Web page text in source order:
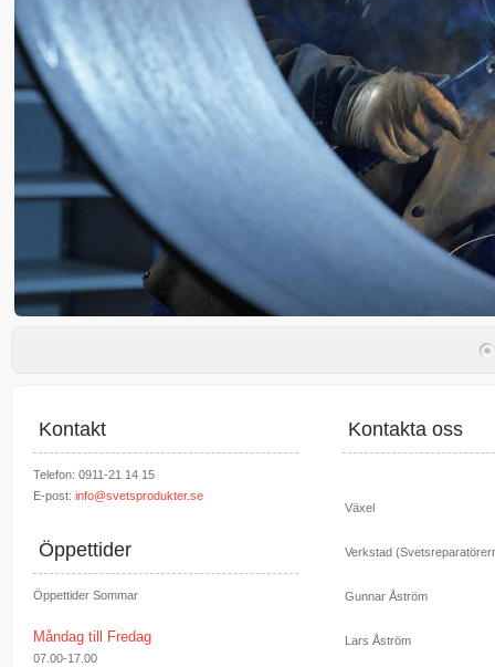
Kontakt
Telefon: 0911-21 14 15
E-post: info@svetsprodukter.se
Öppettider
Öppettider Sommar
Måndag till Fredag
07.00-17.00
Kontakta oss
Växel
Verkstad
Gunnar Åström
Lars Åström